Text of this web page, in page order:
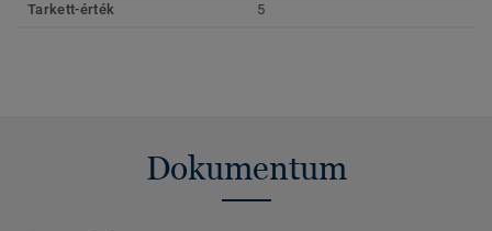
Tarkett-érték 5
Dokumentum